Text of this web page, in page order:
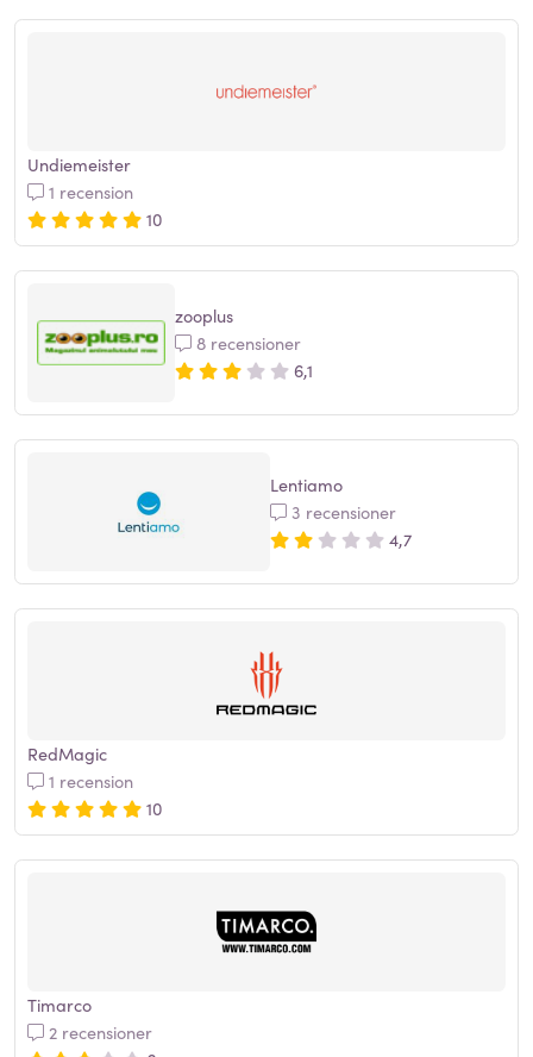
Undiemeister
1 recension
10
zooplus
8 recensioner
6,1
Lentiamo
3 recensioner
4,7
RedMagic
1 recension
10
Timarco
2 recensioner